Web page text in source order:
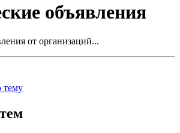
объявления
от организаций...
тему